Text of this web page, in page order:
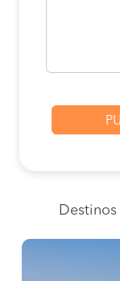
Destinos